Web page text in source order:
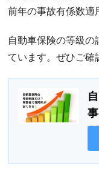
前年の事故有係数適
自動車保険の等級の
ています。ぜひご確